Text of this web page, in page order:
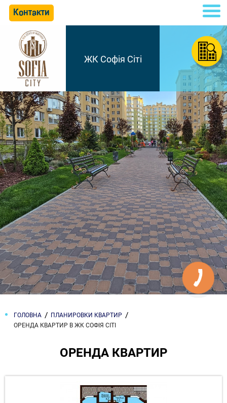
Контакти
ЖК Софія Сіті
ГОЛОВНА
ПЛАНИРОВКИ КВАРТИР
ОРЕНДА КВАРТИР В ЖК СОФІЯ СІТІ
ОРЕНДА КВАРТИР